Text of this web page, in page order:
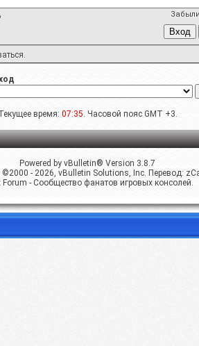
.
время: 07:35. Часовой пояс GMT +3.
Powered by vBulletin® Version 3.8.7
©2000 - 2026, vBulletin Solutions, Inc. Перевод:
Forum - Сообщество фанатов игровых консолей.